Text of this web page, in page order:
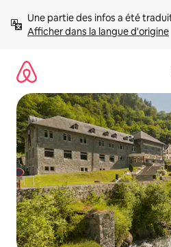
directement
Afficher dans la langue d'origine